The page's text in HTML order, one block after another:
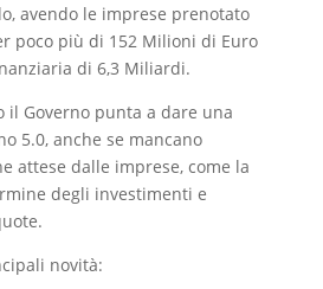
avendo le imprese prenotato
poco più di 152 Milioni di Euro
di 6,3 Miliardi.
il Governo punta a dare una
5.0, anche se mancano
attese dalle imprese, come la
degli investimenti e
novità: